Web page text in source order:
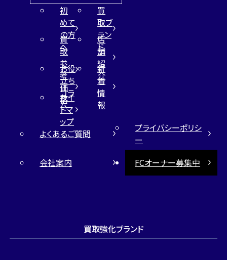
初
めて
の方
へ
買
取ブ
ラン
ド
買
取
参
考
価
格
店
舗
紹
介
お役
立ち
コラ
ム
新
着
情
報
サイ
トマ
ップ
よくあるご質問
プライバシーポリシ
ー
会社案内
FCオーナー募集中
買取強化ブランド